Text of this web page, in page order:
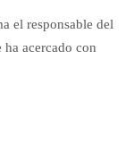
el responsable del
ha acercado con